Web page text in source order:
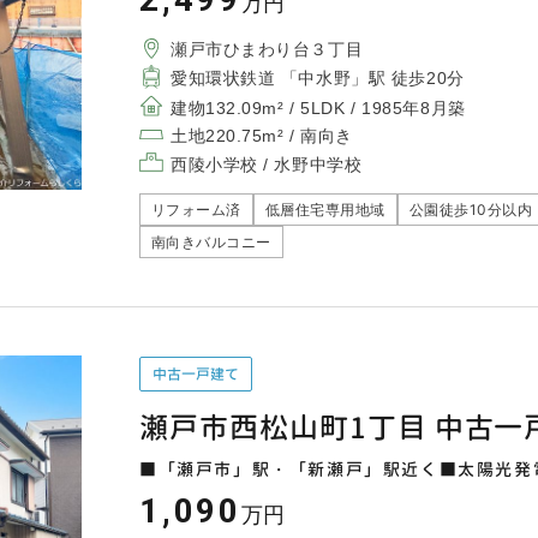
瀬戸市ひまわり台３丁目
愛知環状鉄道 「中水野」駅 徒歩20分
建物132.09m² / 5LDK / 1985年8月築
土地220.75m² / 南向き
西陵小学校 / 水野中学校
リフォーム済 低層住宅専用地域
公園徒歩10分以内
南向きバルコニー
中古一戸建て
瀬戸市西松山町1丁目 中古一
■「瀬戸市」駅・「新瀬戸」駅近く■太陽光
1,090 万円